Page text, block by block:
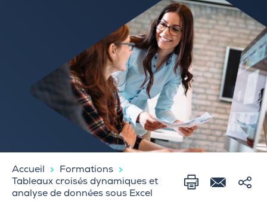
Accueil
Formations
Tableaux croisés dynamiques et
analyse de données sous Excel